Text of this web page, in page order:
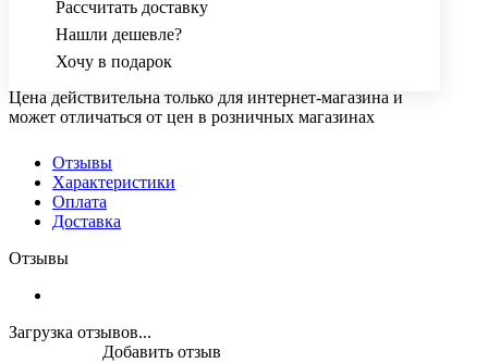
Рассчитать доставку
Нашли дешевле?
Хочу в подарок
Цена действительна только для интернет-магазина и
может отличаться от цен в розничных магазинах
Отзывы
Характеристики
Оплата
Доставка
Отзывы
Загрузка отзывов...
Добавить отзыв